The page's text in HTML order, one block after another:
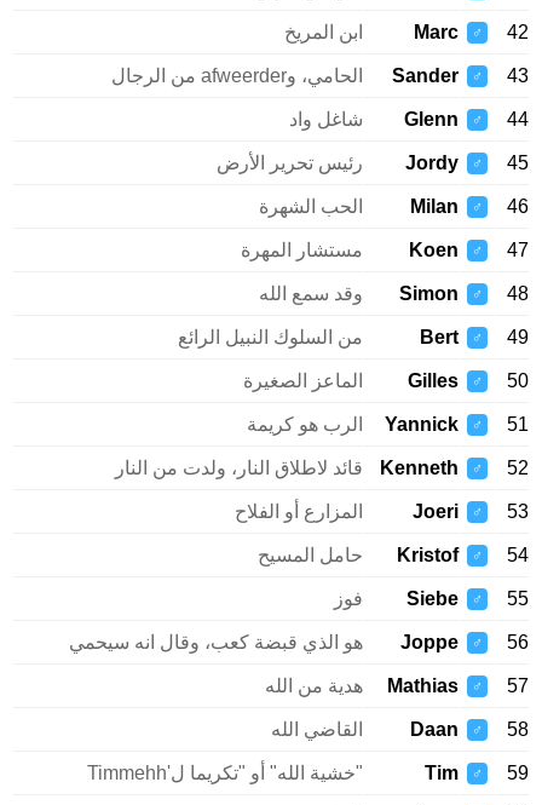
42
♂
Marc ابن المريخ
43
♂
Sander الحامي، وafweerder من الرجال
44
♂
Glenn شاغل واد
45
♂
Jordy رئيس تحرير الأرض
46
♂
Milan الحب الشهرة
47
♂
Koen مستشار المهرة
48
♂
Simon وقد سمع الله
49
♂
Bert من السلوك النبيل الرائع
50
♂
Gilles الماعز الصغيرة
51
♂
Yannick الرب هو كريمة
52
♂
Kenneth قائد لاطلاق النار، ولدت من النار
53
♂
Joeri المزارع أو الفلاح
54
♂
Kristof حامل المسيح
55
♂
Siebe فوز
56
♂
Joppe هو الذي قبضة كعب، وقال انه سيحمي
57
♂
Mathias هدية من الله
58
♂
Daan القاضي الله
59
♂
Tim "خشية الله" أو "تكريما ل'Timmehh